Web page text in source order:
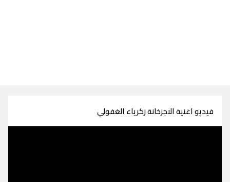
فيديو اغنية الاجزخانة زكرياء الغفولي